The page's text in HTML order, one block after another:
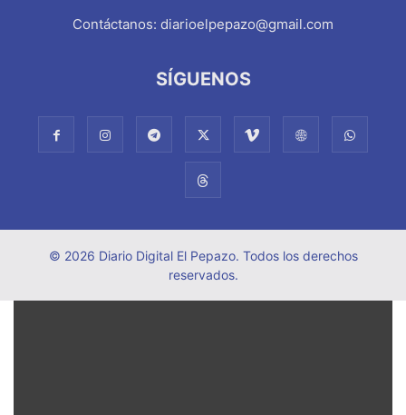
Contáctanos: diarioelpepazo@gmail.com
SÍGUENOS
© 2026 Diario Digital El Pepazo. Todos los derechos
reservados.